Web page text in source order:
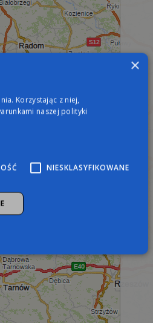
×
Korzystając z niej,
naszej polityki
NIESKLASYFIKOWANE
jak logowanie użytkownika i